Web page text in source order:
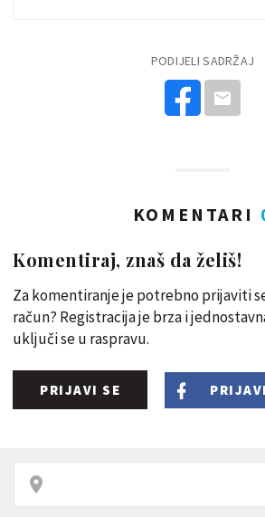
PODIJELI SADRŽAJ
KOMENTARI
Komentiraj, znaš da želiš!
Za komentiranje je potrebno prijaviti
račun? Registracija je brza i
uključi se u raspravu.
PRIJAVI SE